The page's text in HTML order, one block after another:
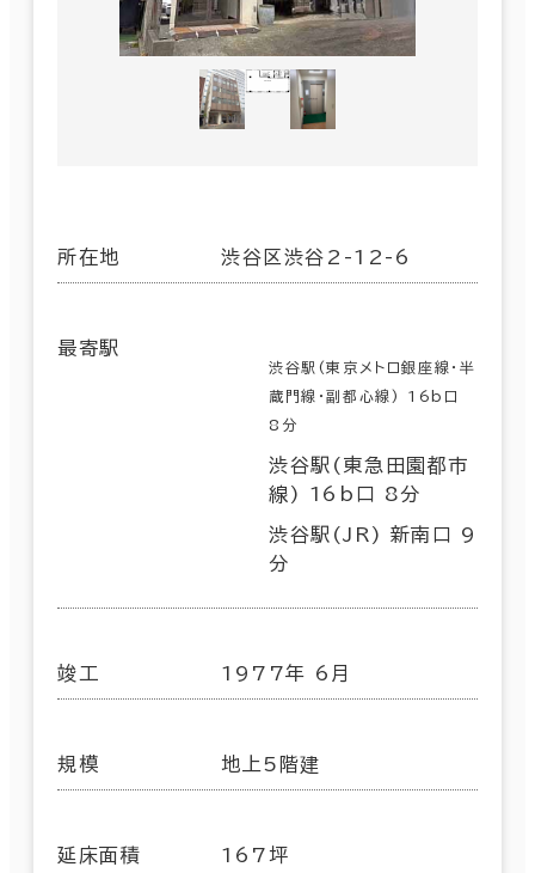
所在地 渋谷区渋谷2-12-6
最寄駅
渋谷駅(東京メトロ銀座線･半
蔵門線･副都心線) 16b口
8分
渋谷駅(東急田園都市
線) 16b口 8分
渋谷駅(JR) 新南口 9
分
竣工 1977年 6月
規模 地上5階建
延床面積 167坪